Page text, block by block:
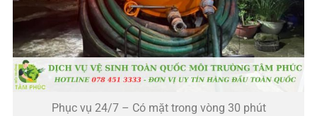
Phục vụ 24/7 – Có mặt trong vòng 30 phút